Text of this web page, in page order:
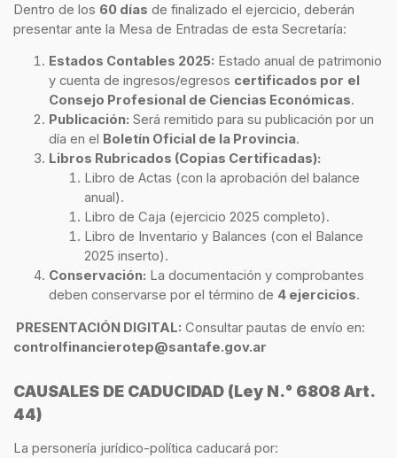
Dentro de los 60 días de finalizado el ejercicio, deberán
presentar ante la Mesa de Entradas de esta Secretaría:
Estados Contables 2025: Estado anual de patrimonio
y cuenta de ingresos/egresos certificados por el
Consejo Profesional de Ciencias Económicas.
Publicación: Será remitido para su publicación por un
día en el Boletín Oficial de la Provincia.
Libros Rubricados (Copias Certificadas):
Libro de Actas (con la aprobación del balance
anual).
Libro de Caja (ejercicio 2025 completo).
Libro de Inventario y Balances (con el Balance
2025 inserto).
Conservación: La documentación y comprobantes
deben conservarse por el término de 4 ejercicios.
PRESENTACIÓN DIGITAL: Consultar pautas de envío en:
controlfinancierotep@santafe.gov.ar
CAUSALES DE CADUCIDAD (Ley N.° 6808 Art.
44)
La personería jurídico-política caducará por: